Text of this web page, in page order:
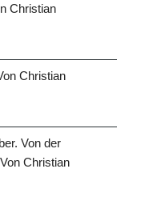
Christian
Christian
Von der
Christian